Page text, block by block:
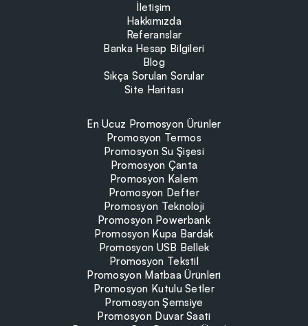
İletişim
Hakkımızda
Referanslar
Banka Hesap Bilgileri
Blog
Sıkça Sorulan Sorular
Site Haritası
En Ucuz Promosyon Ürünler
Promosyon Termos
Promosyon Su Şişesi
Promosyon Çanta
Promosyon Kalem
Promosyon Defter
Promosyon Teknoloji
Promosyon Powerbank
Promosyon Kupa Bardak
Promosyon USB Bellek
Promosyon Tekstil
Promosyon Matbaa Ürünleri
Promosyon Kutulu Setler
Promosyon Şemsiye
Promosyon Duvar Saati